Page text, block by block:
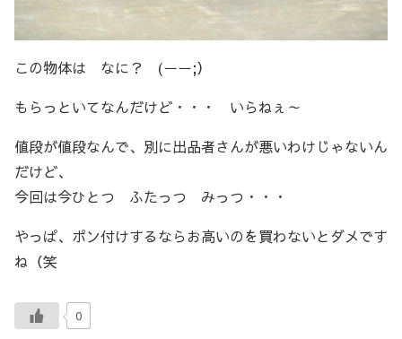
この物体は なに？ (ーー;）
もらっといてなんだけど・・・ いらねぇ～
値段が値段なんで、別に出品者さんが悪いわけじゃないん
だけど、
今回は今ひとつ ふたっつ みっつ・・・
やっぱ、ポン付けするならお高いのを買わないとダメです
ね（笑
0